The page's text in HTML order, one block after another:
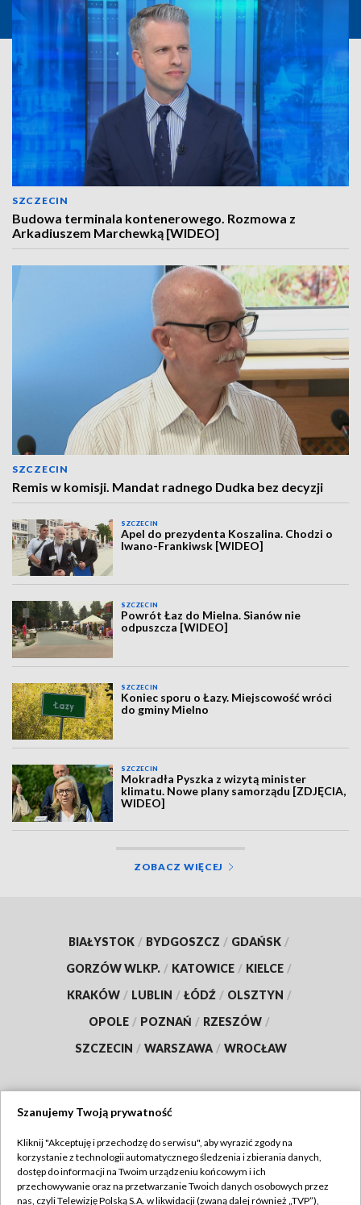
SZCZECIN
Budowa terminala kontenerowego. Rozmowa z
Arkadiuszem Marchewką [WIDEO]
SZCZECIN
Remis w komisji. Mandat radnego Dudka bez decyzji
SZCZECIN
Apel do prezydenta Koszalina. Chodzi o
Iwano-Frankiwsk [WIDEO]
SZCZECIN
Powrót Łaz do Mielna. Sianów nie
odpuszcza [WIDEO]
SZCZECIN
Koniec sporu o Łazy. Miejscowość wróci
do gminy Mielno
SZCZECIN
Mokradła Pyszka z wizytą minister
klimatu. Nowe plany samorządu [ZDJĘCIA,
WIDEO]
ZOBACZ WIĘCEJ
BIAŁYSTOK / BYDGOSZCZ / GDAŃSK /
GORZÓW WLKP. / KATOWICE / KIELCE /
KRAKÓW / LUBLIN / ŁÓDŹ / OLSZTYN /
OPOLE / POZNAŃ / RZESZÓW /
SZCZECIN / WARSZAWA / WROCŁAW
TVP
Abonament TVP
Regulamin TVP
Szanujemy Twoją prywatność
Kliknij "Akceptuję i przechodzę do serwisu", aby wyrazić zgody na
korzystanie z technologii automatycznego śledzenia i zbierania danych,
dostęp do informacji na Twoim urządzeniu końcowym i ich
przechowywanie oraz na przetwarzanie Twoich danych osobowych przez
nas, czyli Telewizję Polską S.A. w likwidacji (zwaną dalej również „TVP”),